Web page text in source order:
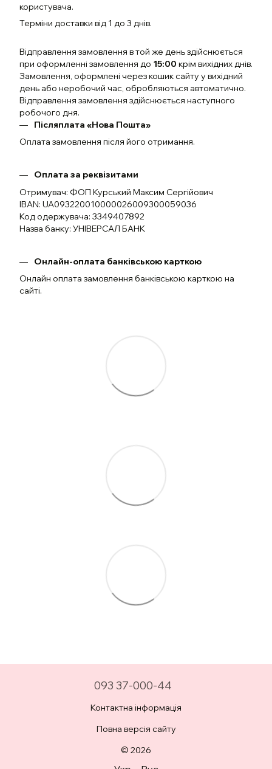
користувача.
Терміни доставки від 1 до 3 днів.
Відправлення замовлення в той же день здійснюється
при оформленні замовлення до 15:00 крім вихідних днів.
Замовлення, оформлені через кошик сайту у вихідний
день або неробочий час, обробляються автоматично.
Відправлення замовлення здійснюється наступного
робочого дня.
Післяплата «Нова Пошта»
Оплата замовлення після його отримання.
Оплата за реквізитами
Отримувач: ФОП Курський Максим Сергійович
IBAN: UA093220010000026009300059036
Код одержувача: 3349407892
Назва банку: УНІВЕРСАЛ БАНК
Онлайн-оплата банківською карткою
Онлайн оплата замовлення банківською карткою на
сайті.
093 37-000-44
Контактна інформація
Повна версія сайту
© 2026